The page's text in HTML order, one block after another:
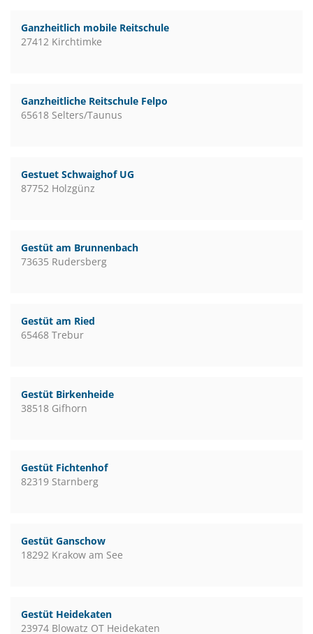
Ganzheitlich mobile Reitschule
27412 Kirchtimke
Ganzheitliche Reitschule Felpo
65618 Selters/Taunus
Gestuet Schwaighof UG
87752 Holzgünz
Gestüt am Brunnenbach
73635 Rudersberg
Gestüt am Ried
65468 Trebur
Gestüt Birkenheide
38518 Gifhorn
Gestüt Fichtenhof
82319 Starnberg
Gestüt Ganschow
18292 Krakow am See
Gestüt Heidekaten
23974 Blowatz OT Heidekaten